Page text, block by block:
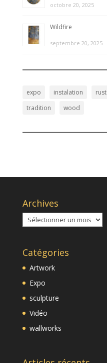
octobre 20, 2025
Wildfire
septembre 20, 2025
expo instalation rust
tradition
wood
Archives
Archives
Catégories
Artwork
Expo
sculpture
Vidéo
wallworks